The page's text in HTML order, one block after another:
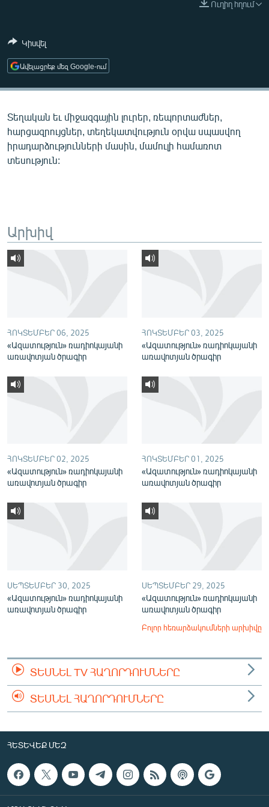
ՄԵԿՆԱԲԱՆՈՒԹՅՈՒՆ
ԿՈՐՈՆԱՎԻՐՈՒՍ
ԱՐԽԻՎ
ՏԵՍԱՆՅՈՒԹԵՐ
ՓՈԴՔԱՍԹ
Հայերեն
ՀԵՏԵՎԵՔ ՄԵԶ
Ուղիղ հղում
Կիսվել
Ավելացրեք մեզ Google-ում
Տեղական եւ միջազգային լուրեր, ռեպորտաժներ,
հարցազրույցներ, տեղեկատվություն օրվա սպասվող
իրադարձությունների մասին, մամուլի համառոտ
տեսություն:
Արխիվ
ՀՈԿՏԵՄԲԵՐ 06, 2025
«Ազատություն» ռադիոկայանի
առավոտյան ծրագիր
ՀՈԿՏԵՄԲԵՐ 03, 2025
«Ազատություն» ռադիոկայանի
առավոտյան ծրագիր
ՀՈԿՏԵՄԲԵՐ 02, 2025
«Ազատություն» ռադիոկայանի
առավոտյան ծրագիր
ՀՈԿՏԵՄԲԵՐ 01, 2025
«Ազատություն» ռադիոկայանի
առավոտյան ծրագիր
ՍԵՊՏԵՄԲԵՐ 30, 2025
«Ազատություն» ռադիոկայանի
առավոտյան ծրագիր
ՍԵՊՏԵՄԲԵՐ 29, 2025
«Ազատություն» ռադիոկայանի
առավոտյան ծրագիր
Բոլոր հեռարձակումների արխիվը
ՏԵՍՆԵԼ TV ՀԱՂՈՐԴՈՒՄՆԵՐԸ
ՏԵՍՆԵԼ ՀԱՂՈՐԴՈՒՄՆԵՐԸ
ՀԵՏԵՎԵՔ ՄԵԶ